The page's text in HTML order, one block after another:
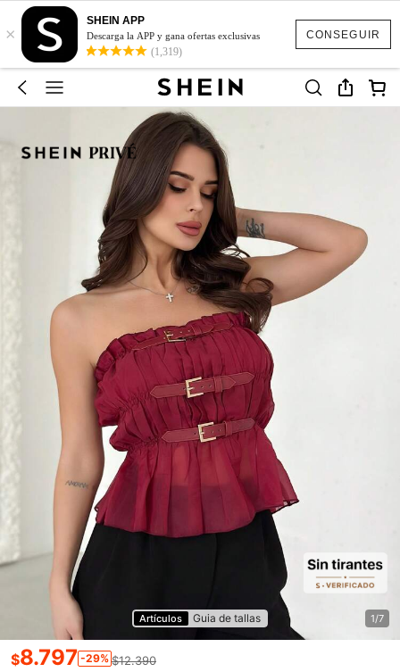
CONSEGUIR
×
SHEIN APP
Descarga la APP y gana ofertas exclusivas
(1,319)
Artículos Guia de tallas 1/7
$8.797 -29% $12.390